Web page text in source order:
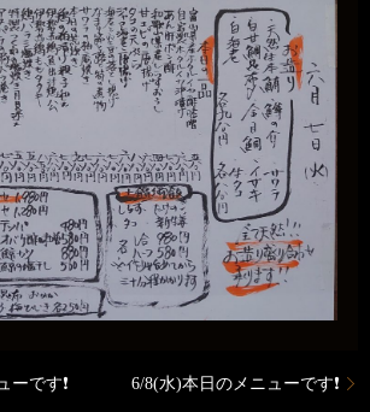
です❗ 6/8(水)本日のメニューです❗